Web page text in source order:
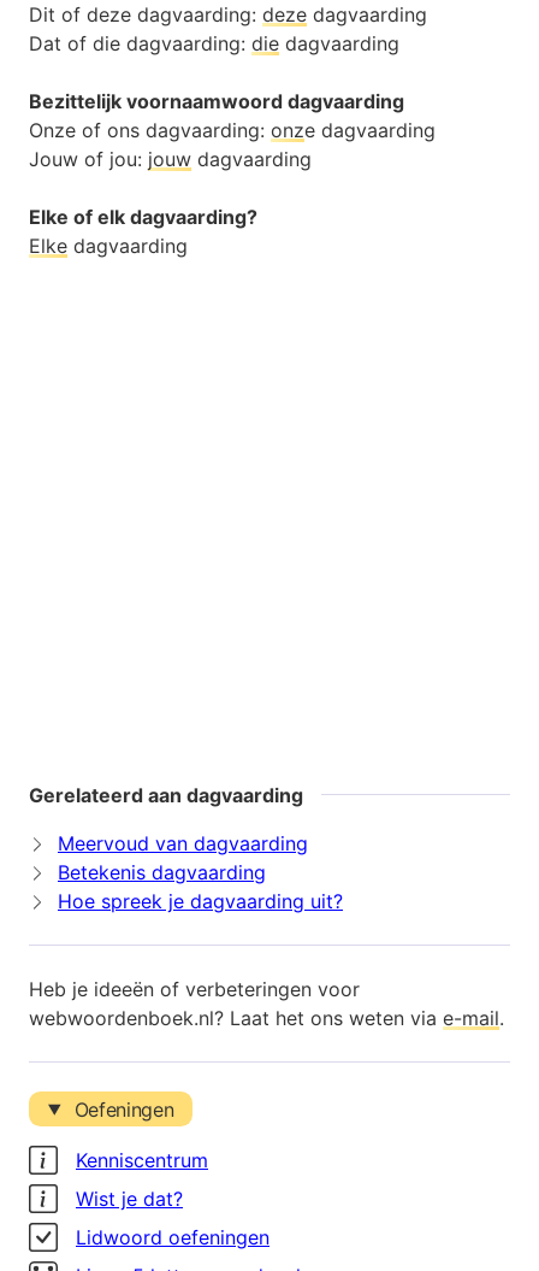
Dit of deze dagvaarding: deze dagvaarding
Dat of die dagvaarding: die dagvaarding
Bezittelijk voornaamwoord dagvaarding
Onze of ons dagvaarding: onze dagvaarding
Jouw of jou: jouw dagvaarding
Elke of elk dagvaarding?
Elke dagvaarding
Gerelateerd aan dagvaarding
Meervoud van dagvaarding
Betekenis dagvaarding
Hoe spreek je dagvaarding uit?
Heb je ideeën of verbeteringen voor
webwoordenboek.nl? Laat het ons weten via e-mail.
Oefeningen
Kenniscentrum
Wist je dat?
Lidwoord oefeningen